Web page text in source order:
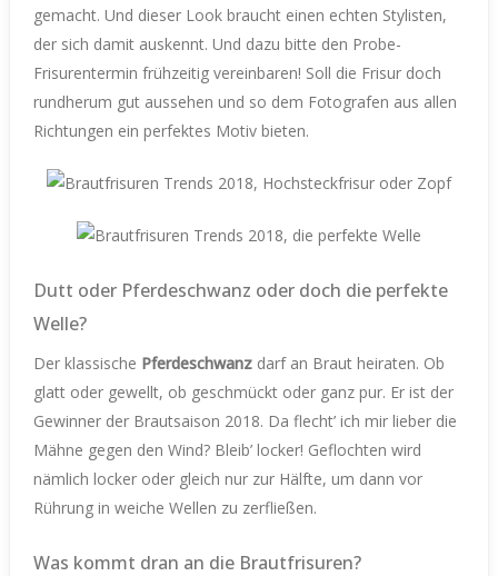
gemacht. Und dieser Look braucht einen echten Stylisten,
der sich damit auskennt. Und dazu bitte den Probe-
Frisurentermin frühzeitig vereinbaren! Soll die Frisur doch
rundherum gut aussehen und so dem Fotografen aus allen
Richtungen ein perfektes Motiv bieten.
Dutt oder Pferdeschwanz oder doch die perfekte
Welle?
Der klassische Pferdeschwanz darf an Braut heiraten. Ob
glatt oder gewellt, ob geschmückt oder ganz pur. Er ist der
Gewinner der Brautsaison 2018. Da flecht’ ich mir lieber die
Mähne gegen den Wind? Bleib’ locker! Geflochten wird
nämlich locker oder gleich nur zur Hälfte, um dann vor
Rührung in weiche Wellen zu zerfließen.
Was kommt dran an die Brautfrisuren?